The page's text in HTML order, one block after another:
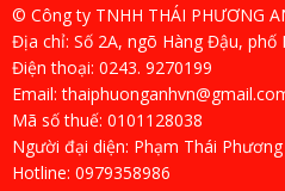
© Công ty TNHH THÁI PHƯƠNG
Địa chỉ: Số 2A, ngõ Hàng Đậu,
Điện thoại: 0243. 9270199
Email:
Mã số thuế: 0101128038
Người đại diện: Phạm Thái Phương
Hotline: 0979358986